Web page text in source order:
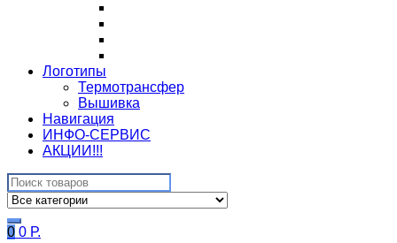
Логотипы
Термотрансфер
Вышивка
Навигация
ИНФО-СЕРВИС
АКЦИИ!!!
Search
for:
0 0 Р.